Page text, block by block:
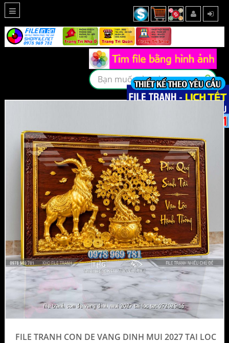
FILE TRANH CON DE VANG DINH MUI 2027 TAI LOC